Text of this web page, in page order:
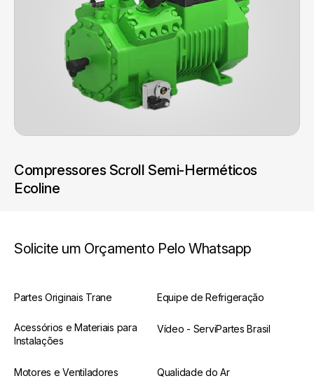
Compressores Scroll Semi-Herméticos
Ecoline
Solicite um Orçamento Pelo Whatsapp
Partes Originais Trane Equipe de Refrigeração
Acessórios e Materiais para
Instalações
Vídeo - ServiPartes Brasil
Motores e Ventiladores Qualidade do Ar